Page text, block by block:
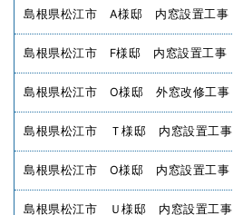
島根県松江市 A様邸 内窓設置工事
島根県松江市 F様邸 内窓設置工事
島根県松江市 O様邸 外窓改修工事
島根県松江市 Ｔ様邸 内窓設置工事
島根県松江市 O様邸 内窓設置工事
島根県松江市 Ｕ様邸 内窓設置工事